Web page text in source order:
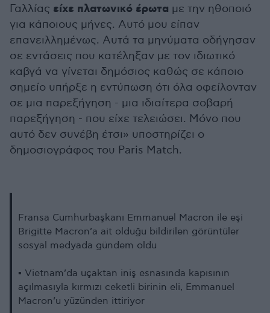
Γαλλίας είχε πλατωνικό έρωτα με την ηθοποιό
για κάποιους μήνες. Αυτό μου είπαν
επανειλλημένως. Αυτά τα μηνύματα οδήγησαν
σε εντάσεις που κατέληξαν με τον ιδιωτικό
καβγά να γίνεται δημόσιος καθώς σε κάποιο
σημείο υπήρξε η εντύπωση ότι όλα οφείλονταν
σε μια παρεξήγηση - μια ιδιαίτερα σοβαρή
παρεξήγηση - που είχε τελειώσει. Μόνο που
αυτό δεν συνέβη έτσι» υποστηρίζει ο
δημοσιογράφος του Paris Match.
Fransa Cumhurbaşkanı Emmanuel Macron ile eşi
Brigitte Macron’a ait olduğu bildirilen görüntüler
sosyal medyada gündem oldu
▪️ Vietnam’da uçaktan iniş esnasında kapısının
açılmasıyla kırmızı ceketli birinin eli, Emmanuel
Macron’u yüzünden ittiriyor